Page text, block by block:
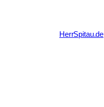
HerrSpitau.de